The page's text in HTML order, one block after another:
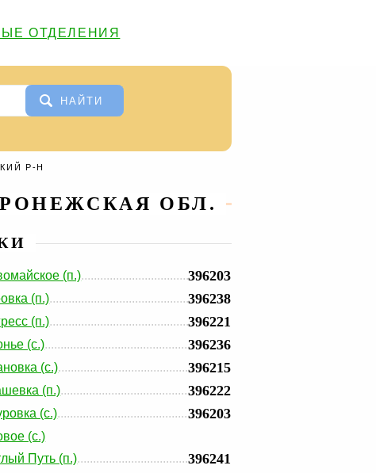
ОТДЕЛЕНИЯ
НАЙТИ
Р-Н
ОБЛ.
(п.) 396203
(п.) 396238
(п.) 396221
(с.) 396236
(с.) 396215
(п.) 396222
(с.) 396203
(с.)
Путь (п.)
396241